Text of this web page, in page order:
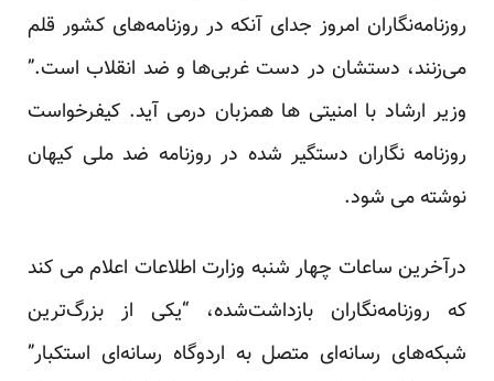
روزنامه‌نگاران امروز جدای آنکه در روزنامه‌های کشور قلم
می‌زنند، دستشان در دست غربی‌ها و ضد انقلاب است.”
وزیر ارشاد با امنیتی ها همزبان درمی آید. کیفرخواست
روزنامه نگاران دستگیر شده در روزنامه ضد ملی کیهان
نوشته می شود.
درآخرین ساعات چهار شنبه وزارت اطلاعات اعلام می کند
که روزنامه‌نگاران بازداشت‌شده، “یکی از بزرگ‌ترین
شبکه‌های رسانه‌ای متصل به اردوگاه رسانه‌ای استکبار”